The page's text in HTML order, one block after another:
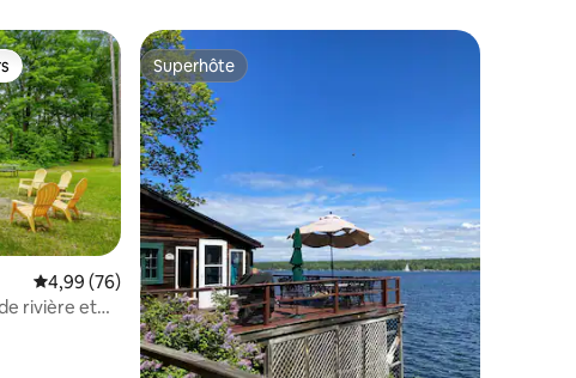
: 4,91 sur 5
plus appréciés
Évaluation moyenne sur la base de 76 commentaires : 4,99 sur 5
4,99 (76)
rivière et
Superhôte
Superhôte